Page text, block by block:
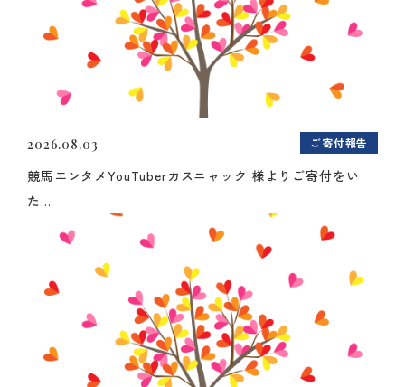
2026.08.03 ご寄付報告
競馬エンタメYouTuberカスニャック 様よりご寄付をい
た...